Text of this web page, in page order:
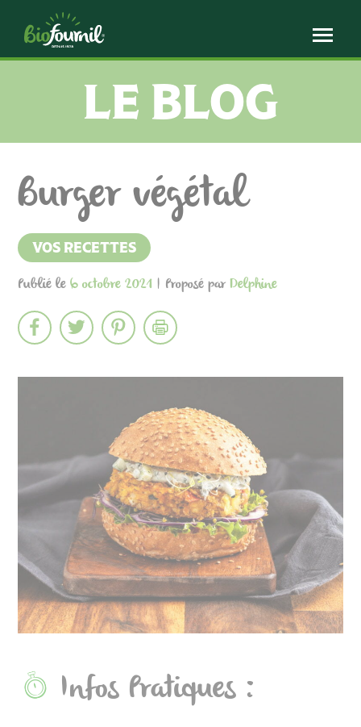
LE BLOG
Burger végétal
VOS RECETTES
Publié le6 octobre 2021 | Proposé parDelphine
Infos Pratiques :
Panneau de gestion des cookies